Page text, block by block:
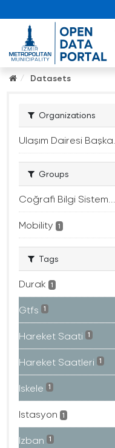
Datasets
Organizations
Ulaşım Dairesi Başka...
Groups
Coğrafi Bilgi Sistem...
Mobility 1
Tags
Durak 1
Gtfs 1
Hareket Saati 1
Hareket Saatleri 1
Iskele 1
Istasyon 1
Izban 1